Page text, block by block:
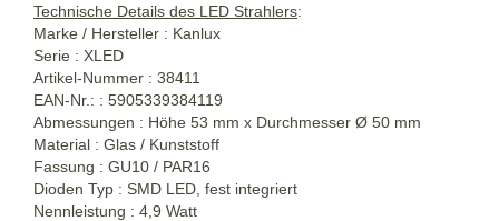
Technische Details des LED Strahlers:
Marke / Hersteller : Kanlux
Serie : XLED
Artikel-Nummer : 38411
EAN-Nr.: : 5905339384119
Abmessungen : Höhe 53 mm x Durchmesser Ø 50 mm
Material : Glas / Kunststoff
Fassung : GU10 / PAR16
Dioden Typ : SMD LED, fest integriert
Nennleistung : 4,9 Watt